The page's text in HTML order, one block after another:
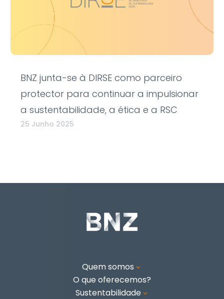
BNZ junta-se à DIRSE como parceiro
protector para continuar a impulsionar
a sustentabilidade, a ética e a RSC
25 Junho 2025
Quem somos 3
O que oferecemos?
Sustentabilidade 3